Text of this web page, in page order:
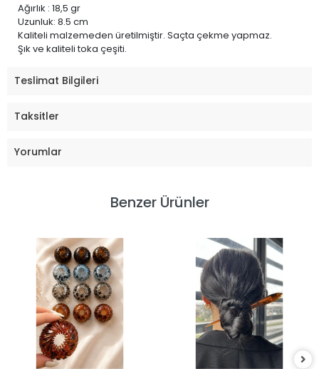
Ağırlık : 18,5 gr
Uzunluk: 8.5 cm
Kaliteli malzemeden üretilmiştir. Saçta çekme yapmaz.
Şık ve kaliteli toka çeşiti.
Teslimat Bilgileri
Taksitler
Yorumlar
Benzer Ürünler